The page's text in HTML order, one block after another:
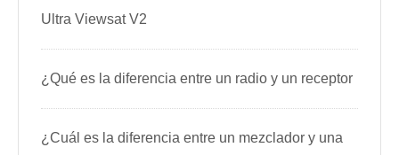
Ultra Viewsat V2
¿Qué es la diferencia entre un radio y un receptor
¿Cuál es la diferencia entre un mezclador y una